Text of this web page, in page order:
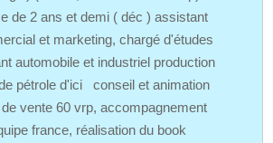
de 2 ans et demi ( déc ) assistant
et marketing, chargé d'études
automobile et industriel production
pétrole d'ici conseil et animation
vente 60 vrp, accompagnement
france, réalisation du book